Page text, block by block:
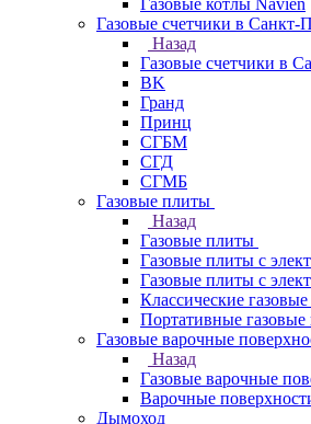
Газовые котлы Navien
Газовые счетчики в Санкт-
Назад
Газовые счетчики в
BK
Гранд
Принц
СГБМ
СГД
СГМБ
Газовые плиты
Назад
Газовые плиты
Газовые плиты с
Газовые плиты с
Классические
Портативные
Газовые варочные
Назад
Газовые варочные
Варочные
Дымоход